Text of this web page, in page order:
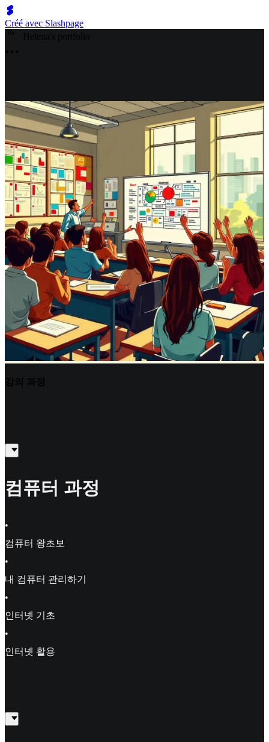
Créé avec Slashpage
Helena's portfolio
강의 과정
컴퓨터 과정
•
컴퓨터 왕초보
•
내 컴퓨터 관리하기
•
인터넷 기초
•
인터넷 활용